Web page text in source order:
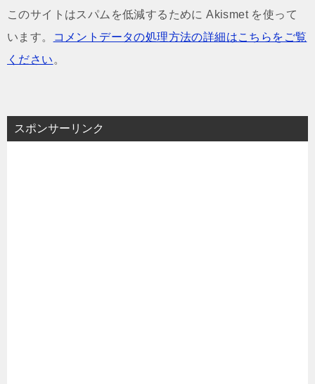
このサイトはスパムを低減するために Akismet を使って
います。
コメントデータの処理方法の詳細はこちらをご覧
ください 。
スポンサーリンク